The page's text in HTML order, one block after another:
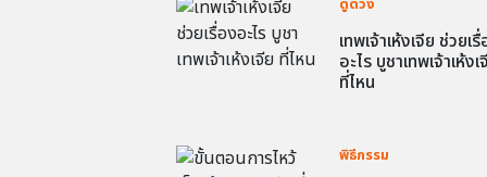
เทพเจ้าเห้งเจีย ช่วยเ
อะไร บูชาเทพเจ้าเห้งเ
ที่ไหน
พิธีกรรม